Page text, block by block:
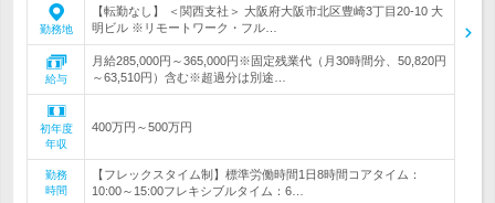
勤務地
【転勤なし】 ＜関西支社＞ 大阪府大阪市北区豊崎3丁目20‐10 大
明ビル ※リモートワーク・フル…
給与
月給285,000円～365,000円※固定残業代（月30時間分、50,820円
～63,510円）含む※超過分は別途…
初年度
年収
400万円～500万円
勤務
時間
【フレックスタイム制】標準労働時間1日8時間コアタイム：
10:00～15:00フレキシブルタイム：6…